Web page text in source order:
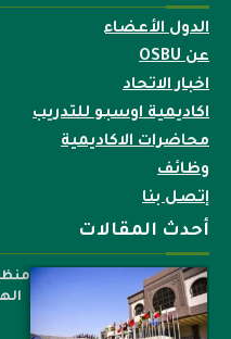
الدول الأعضاء
عن OSBU
اخبار الاتحاد
اكاديمية اوسبو للتدريب
محاضرات الاكاديمية
وظائف
إتصل بنا
أحدث المقالات